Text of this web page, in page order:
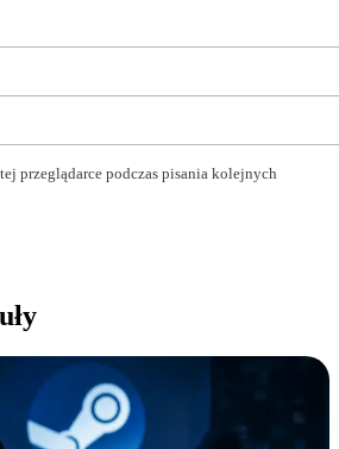
przeglądarce podczas pisania kolejnych